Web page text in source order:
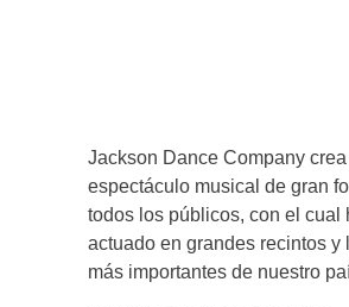
Jackson Dance Company
espectáculo musical de gran
todos los públicos, con el cual
actuado en grandes recintos y
más importantes de nuestro